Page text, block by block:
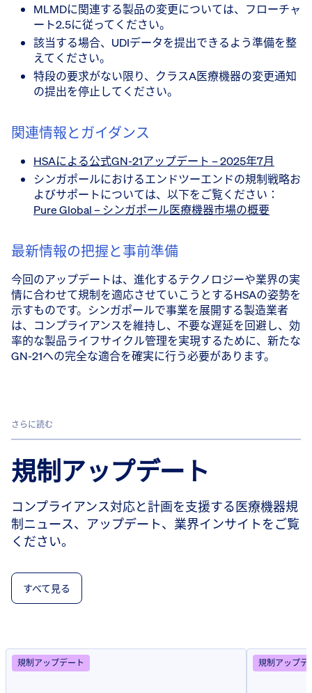
MLMDに関連する製品の変更については、フローチャ
ート2.5に従ってください。
該当する場合、UDIデータを提出できるよう準備を整
えてください。
特段の要求がない限り、クラスA医療機器の変更通知
の提出を停止してください。
関連情報とガイダンス
HSAによる公式GN-21アップデート – 2025年7月
シンガポールにおけるエンドツーエンドの規制戦略お
よびサポートについては、以下をご覧ください：
Pure Global – シンガポール医療機器市場の概要
最新情報の把握と事前準備
今回のアップデートは、進化するテクノロジーや業界の実
情に合わせて規制を適応させていこうとするHSAの姿勢を
示すものです。シンガポールで事業を展開する製造業者
は、コンプライアンスを維持し、不要な遅延を回避し、効
率的な製品ライフサイクル管理を実現するために、新たな
GN-21への完全な適合を確実に行う必要があります。
さらに読む
規制アップデート
コンプライアンス対応と計画を支援する医療機器規
制ニュース、アップデート、業界インサイトをご覧
ください。
すべて見る
規制アップデート 規制アップデ